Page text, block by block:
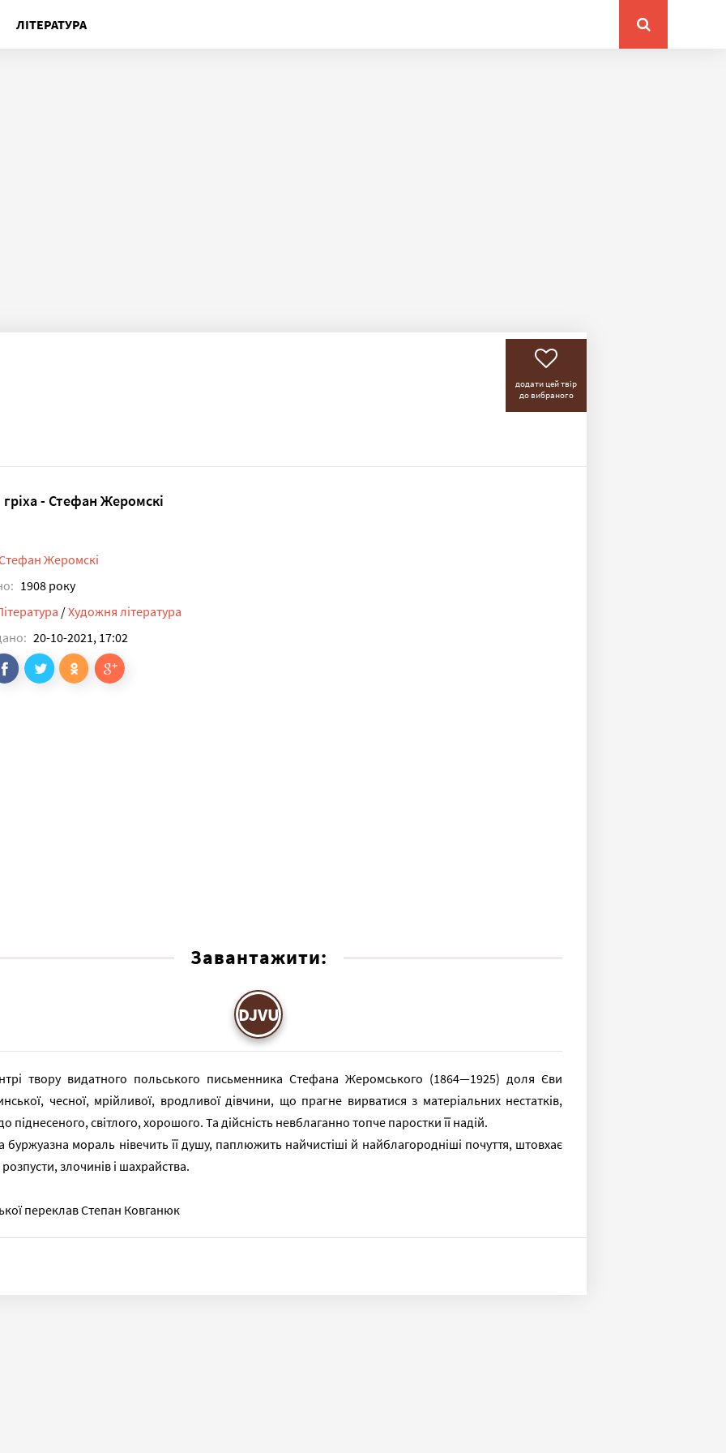
ЛІТЕРАТУРА
додати цей твір
до вибраного
гріха - Стефан Жеромскі
Жеромскі
1908 року
/Художня література
20-10-2021, 17:02
Завантажити:
DJVU
твору видатного польського письменника Стефана Жеромського (1864—1925) доля Єви
чесної, мрійливої, вродливої дівчини, що прагне вирватися з матеріальних нестатків,
піднесеного, світлого, хорошого. Та дійсність невблаганно топче паростки її надій.
буржуазна мораль нівечить її душу, паплюжить найчистіші й найблагородніші почуття, штовхає
злочинів і шахрайства.
переклав Степан Ковганюк